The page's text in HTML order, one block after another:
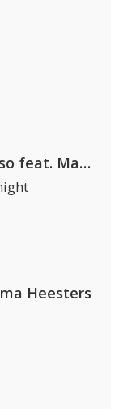
David Guetta & Alesso feat. Madison Love
Heesters